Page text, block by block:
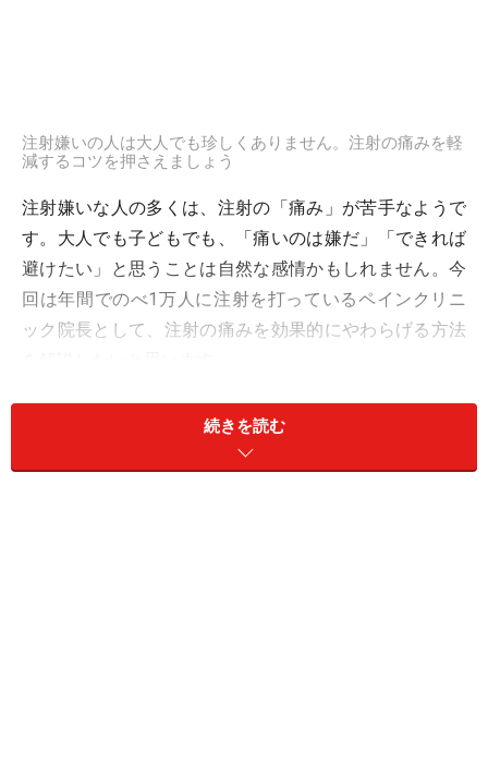
注射嫌いの人は大人でも珍しくありません。注射の痛みを軽
減するコツを押さえましょう
注射嫌いな人の多くは、注射の「痛み」が苦手なようで
す。大人でも子どもでも、「痛いのは嫌だ」「できれば
避けたい」と思うことは自然な感情かもしれません。今
回は年間でのべ1万人に注射を打っているペインクリニ
ック院長として、注射の痛みを効果的にやわらげる方法
注射の痛みをやわらげるには、大きく2つのアプローチ
続きを読む